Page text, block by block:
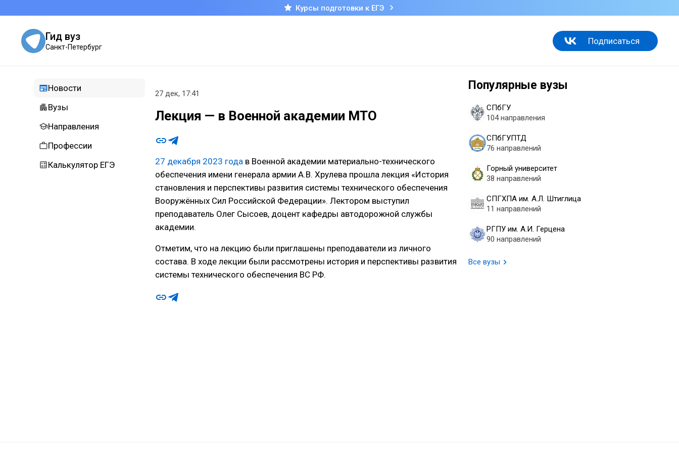
Курсы подготовки к ЕГЭ
Гид вуз
Санкт-Петербург
Подписаться
Новости
Вузы
Направления
Профессии
Калькулятор ЕГЭ
Популярные вузы
СПбГУ
104 направления
СПбГУПТД
76 направлений
Горный университет
38 направлений
СПГХПА им. А.Л. Штиглица
11 направлений
РГПУ им. А.И. Герцена
90 направлений
Все вузы
27 дек, 17:41
Лекция — в Военной академии МТО
27 декабря 2023 года в Военной академии материально-технического
обеспечения имени генерала армии А.В. Хрулева прошла лекция «История
становления и перспективы развития системы технического обеспечения
Вооружённых Сил Российской Федерации». Лектором выступил
преподаватель Олег Сысоев, доцент кафедры автодорожной службы
академии.
Отметим, что на лекцию были приглашены преподаватели из личного
состава. В ходе лекции были рассмотрены история и перспективы развития
системы технического обеспечения ВС РФ.